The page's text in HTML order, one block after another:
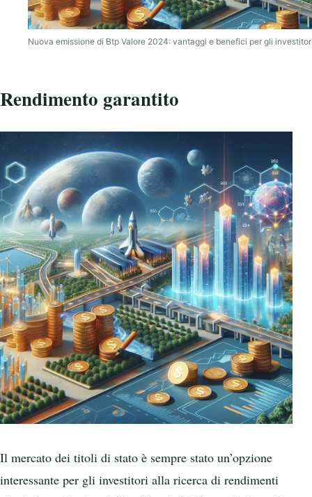
Nuova emissione di Btp Valore 2024: vantaggi e benefici per gli
Rendimento garantito
Il mercato dei titoli di stato è sempre stato un’opzione
interessante per gli investitori alla ricerca di rendimenti